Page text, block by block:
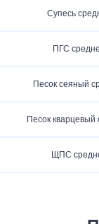
Супесь
ПГС
Песок сеяный
Песок
ЩПС